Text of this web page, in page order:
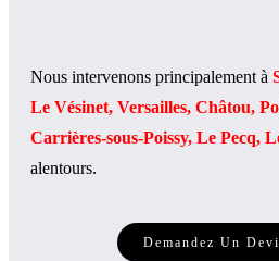
Nous intervenons principalement à
Le Vésinet, Versailles, Châtou,
Carrières-sous-Poissy, Le Pecq,
alentours.
Demandez Un